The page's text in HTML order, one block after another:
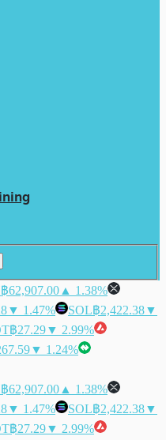
฿62,907.00 ▲ 1.38%
▼ 1.47% SOL฿2,422.38▼
฿27.29▼ 2.99%
▼ 1.24%
฿62,907.00 ▲ 1.38%
▼ 1.47% SOL฿2,422.38▼
฿27.29▼ 2.99%